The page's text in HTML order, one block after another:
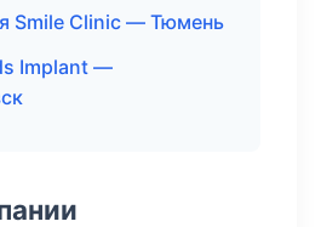
Smile Clinic — Тюмень
Implant —